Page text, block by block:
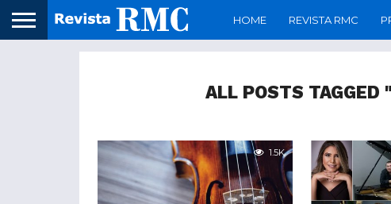
HOME REVISTA RMC
ALL POSTS TAGGED
1.5K